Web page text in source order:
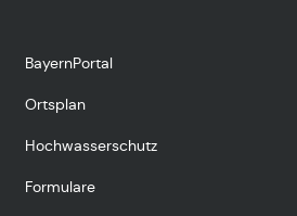
BayernPortal
Ortsplan
Hochwasserschutz
Formulare